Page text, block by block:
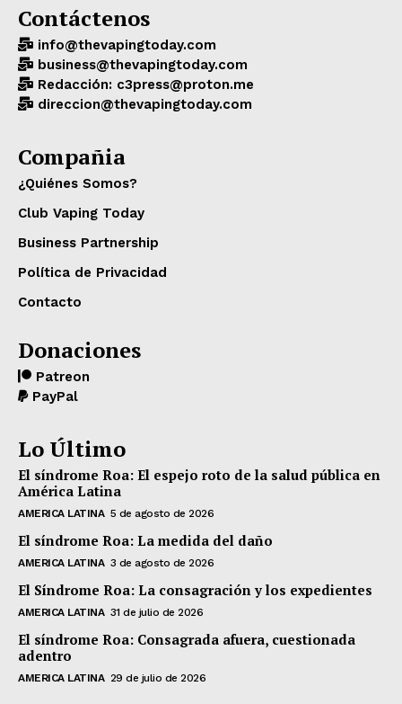
Contáctenos
info@thevapingtoday.com
business@thevapingtoday.com
Redacción: c3press@proton.me
direccion@thevapingtoday.com
Compañia
¿Quiénes Somos?
Club Vaping Today
Business Partnership
Política de Privacidad
Contacto
Donaciones
Patreon
PayPal
Lo Último
El síndrome Roa: El espejo roto de la salud pública en
América Latina
AMERICA LATINA 5 de agosto de 2026
El síndrome Roa: La medida del daño
AMERICA LATINA 3 de agosto de 2026
El Síndrome Roa: La consagración y los expedientes
AMERICA LATINA 31 de julio de 2026
El síndrome Roa: Consagrada afuera, cuestionada
adentro
AMERICA LATINA 29 de julio de 2026